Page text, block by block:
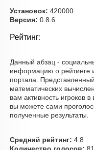
Установок: 420000
Версия: 0.8.6
Рейтинг:
Данный абзац -
информацию о рейтинге
портала.
математических
вам активность игроков
вы можете сами
полученные результаты.
Средний рейтинг: 4.8